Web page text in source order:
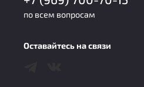
по всем вопросам
Оставайтесь на связи